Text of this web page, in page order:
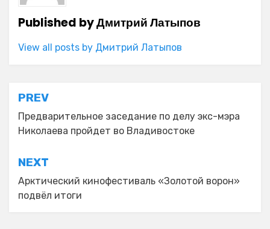
Published byДмитрий Латыпов
View all posts by Дмитрий Латыпов
Навигация
по
записям
PREV
Предварительное заседание по делу экс-мэра
Николаева пройдет во Владивостоке
NEXT
Арктический кинофестиваль «Золотой ворон»
подвёл итоги